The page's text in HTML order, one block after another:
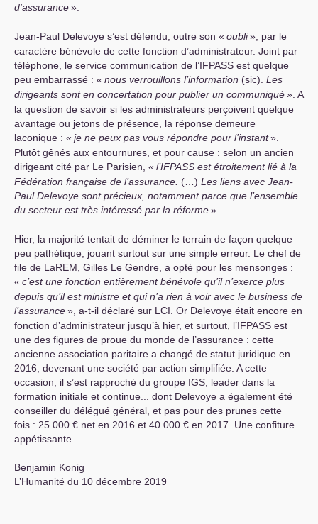
d’assurance».
Jean-Paul Delevoye s’est défendu, outre son « oubli», par le
caractère bénévole de cette fonction d’administrateur. Joint par
téléphone, le service communication de l’IFPASS est quelque
peu embarrassé : « nous verrouillons l’information (sic). Les
dirigeants sont en concertation pour publier un communiqué». A
la question de savoir si les administrateurs perçoivent quelque
avantage ou jetons de présence, la réponse demeure
laconique : « je ne peux pas vous répondre pour l’instant».
Plutôt gênés aux entournures, et pour cause : selon un ancien
dirigeant cité par Le Parisien, « l’IFPASS est étroitement lié à la
Fédération française de l’assurance. (…) Les liens avec Jean-
Paul Delevoye sont précieux, notamment parce que l’ensemble
du secteur est très intéressé par la réforme».
Hier, la majorité tentait de déminer le terrain de façon quelque
peu pathétique, jouant surtout sur une simple erreur. Le chef de
file de LaREM, Gilles Le Gendre, a opté pour les mensonges :
« c’est une fonction entièrement bénévole qu’il n’exerce plus
depuis qu’il est ministre et qui n’a rien à voir avec le business de
l’assurance», a-t-il déclaré sur LCI . Or Delevoye était encore en
fonction d’administrateur jusqu’à hier, et surtout, l’IFPASS est
une des figures de proue du monde de l’assurance : cette
ancienne association paritaire a changé de statut juridique en
2016, devenant une société par action simplifiée. A cette
occasion, il s’est rapproché du groupe IGS , leader dans la
formation initiale et continue... dont Delevoye a également été
conseiller du délégué général, et pas pour des prunes cette
fois : 25.000 € net en 2016 et 40.000 € en 2017. Une confiture
appétissante.
Benjamin Konig
L’Humanité du 10 décembre 2019